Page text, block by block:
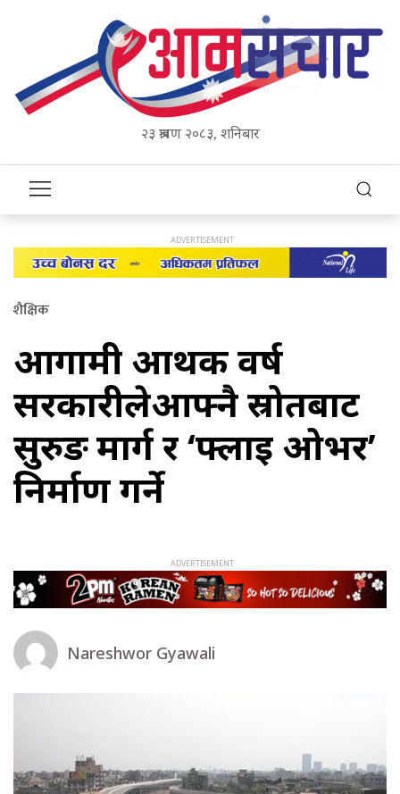
२३ श्रावण २०८३, शनिबार
शैक्षिक
आगामी आर्थिक वर्ष
सरकारीलेआफ्नै स्रोतबाट
सुरुङ मार्ग र ‘फ्लाइ ओभर’
निर्माण गर्ने
Nareshwor Gyawali